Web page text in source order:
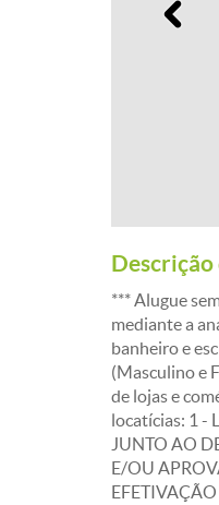
Descrição
*** Alugue
mediante a
banheiro e
(Masculino e
de lojas e
locatícias: 1 -
JUNTO AO
E/OU